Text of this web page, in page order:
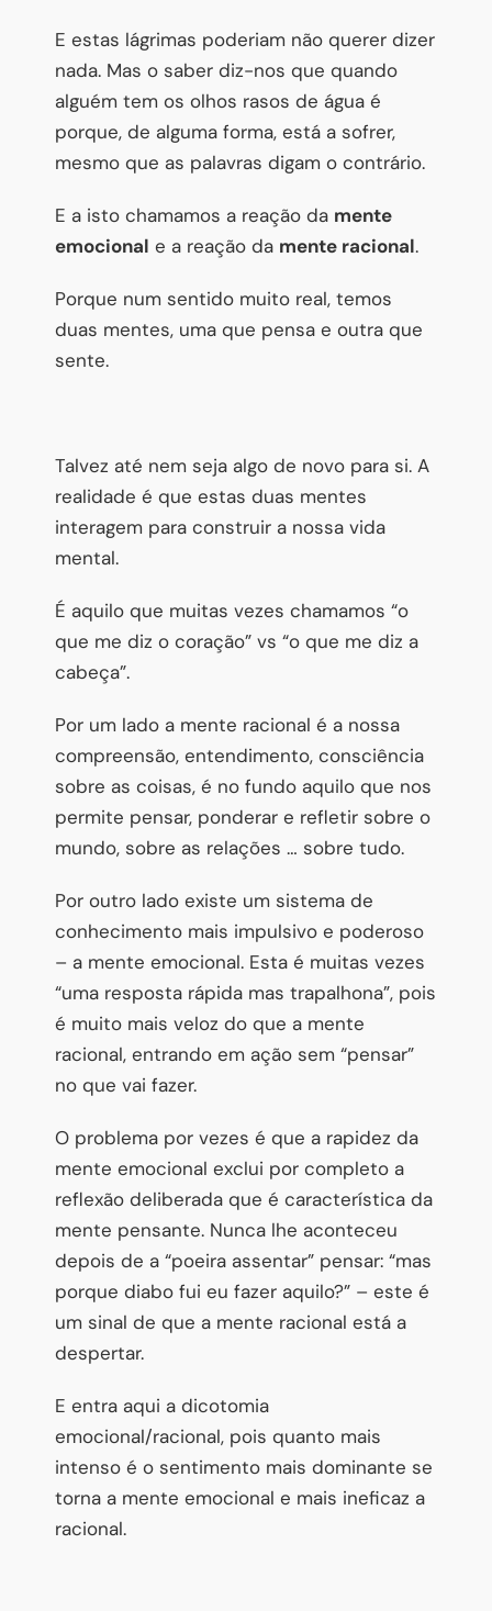
E estas lágrimas poderiam não querer dizer
nada. Mas o saber diz-nos que quando
alguém tem os olhos rasos de água é
porque, de alguma forma, está a sofrer,
mesmo que as palavras digam o contrário.
E a isto chamamos a reação da mente
emocional e a reação da mente racional.
Porque num sentido muito real, temos
duas mentes, uma que pensa e outra que
sente.
Talvez até nem seja algo de novo para si. A
realidade é que estas duas mentes
interagem para construir a nossa vida
mental.
É aquilo que muitas vezes chamamos “o
que me diz o coração” vs “o que me diz a
cabeça”.
Por um lado a mente racional é a nossa
compreensão, entendimento, consciência
sobre as coisas, é no fundo aquilo que nos
permite pensar, ponderar e refletir sobre o
mundo, sobre as relações … sobre tudo.
Por outro lado existe um sistema de
conhecimento mais impulsivo e poderoso
– a mente emocional. Esta é muitas vezes
“uma resposta rápida mas trapalhona”, pois
é muito mais veloz do que a mente
racional, entrando em ação sem “pensar”
no que vai fazer.
O problema por vezes é que a rapidez da
mente emocional exclui por completo a
reflexão deliberada que é característica da
mente pensante. Nunca lhe aconteceu
depois de a “poeira assentar” pensar: “mas
porque diabo fui eu fazer aquilo?” – este é
um sinal de que a mente racional está a
despertar.
E entra aqui a dicotomia
emocional/racional, pois quanto mais
intenso é o sentimento mais dominante se
torna a mente emocional e mais ineficaz a
racional.